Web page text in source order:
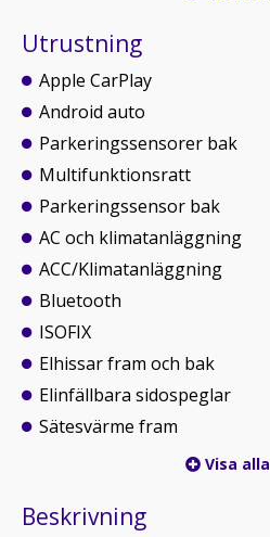
Utrustning
Apple CarPlay
Android auto
Parkeringssensorer bak
Multifunktionsratt
Parkeringssensor bak
AC och klimatanläggning
ACC/Klimatanläggning
Bluetooth
ISOFIX
Elhissar fram och bak
Elinfällbara sidospeglar
Sätesvärme fram
Visa alla
Beskrivning